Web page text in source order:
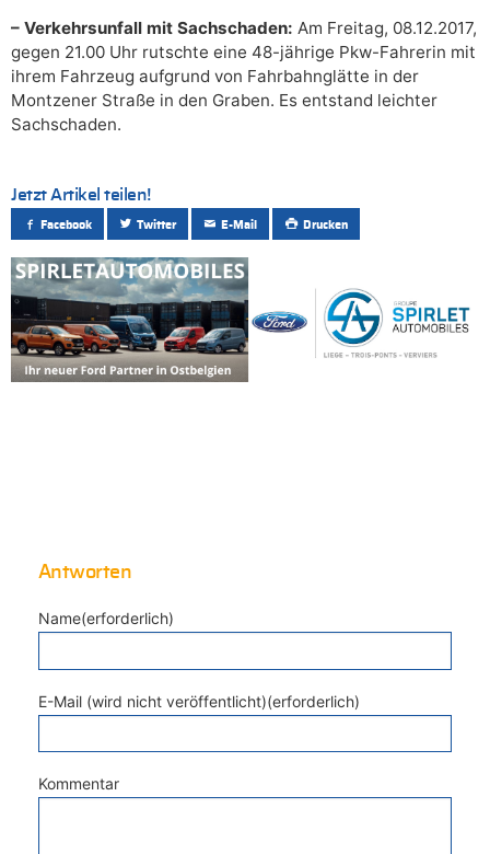
– Verkehrsunfall mit Sachschaden: Am Freitag, 08.12.2017,
gegen 21.00 Uhr rutschte eine 48-jährige Pkw-Fahrerin mit
ihrem Fahrzeug aufgrund von Fahrbahnglätte in der
Montzener Straße in den Graben. Es entstand leichter
Sachschaden.
Jetzt Artikel teilen!
Facebook Twitter E-Mail Drucken
Antworten
Name(erforderlich)
E-Mail (wird nicht veröffentlicht)(erforderlich)
Kommentar